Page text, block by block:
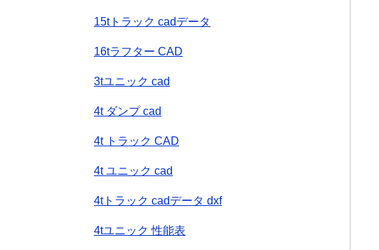
15tトラック cadデータ
16tラフター CAD
3tユニック cad
4t ダンプ cad
4t トラック CAD
4t ユニック cad
4tトラック cadデータ dxf
4tユニック 性能表